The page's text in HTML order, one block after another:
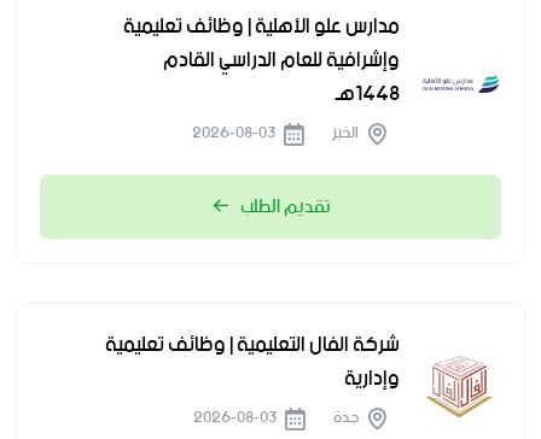
مدارس علو الأهلية | وظائف تعليمية
وإشرافية للعام الدراسي القادم
1448هـ
الخبر
تقديم الطلب
شركة الفال التعليمية | وظائف تعليمية
وإدارية
جدة